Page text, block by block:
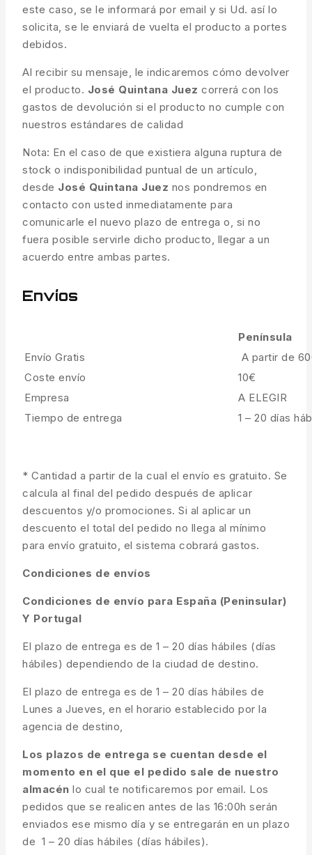
este caso, se le informará por email y si Ud. así lo
solicita, se le enviará de vuelta el producto a portes
debidos.
Al recibir su mensaje, le indicaremos cómo devolver
el producto. José Quintana Juez correrá con los
gastos de devolución si el producto no cumple con
nuestros estándares de calidad
Nota: En el caso de que existiera alguna ruptura de
stock o indisponibilidad puntual de un artículo,
desde José Quintana Juez nos pondremos en
contacto con usted inmediatamente para
comunicarle el nuevo plazo de entrega o, si no
fuera posible servirle dicho producto, llegar a un
acuerdo entre ambas partes.
Envíos
Península
Envío Gratis
A partir de
Coste envío
10€
Empresa
A ELEGIR
Tiempo de entrega
1 – 20 días
* Cantidad a partir de la cual el envío es gratuito. Se
calcula al final del pedido después de aplicar
descuentos y/o promociones. Si al aplicar un
descuento el total del pedido no llega al mínimo
para envío gratuito, el sistema cobrará gastos.
Condiciones de envíos
Condiciones de envío para España (Peninsular)
Y Portugal
El plazo de entrega es de 1 – 20 días hábiles (días
hábiles) dependiendo de la ciudad de destino.
El plazo de entrega es de 1 – 20 días hábiles de
Lunes a Jueves, en el horario establecido por la
agencia de destino,
Los plazos de entrega se cuentan desde el
momento en el que el pedido sale de nuestro
almacén lo cual te notificaremos por email. Los
pedidos que se realicen antes de las 16:00h serán
enviados ese mismo día y se entregarán en un plazo
de 1 – 20 días hábiles (días hábiles).